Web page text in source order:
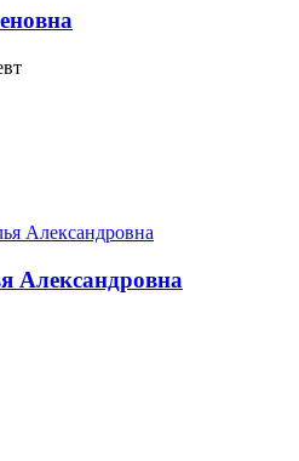
Александровна